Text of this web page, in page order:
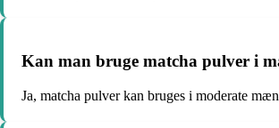
Kan man bruge matcha pulver i
Ja, matcha pulver kan bruges i moderate